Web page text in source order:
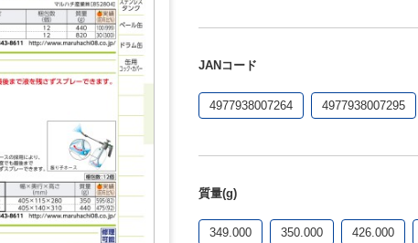
JANコード
4977938007264 4977938007295
質量(g)
349.000 350.000 426.000